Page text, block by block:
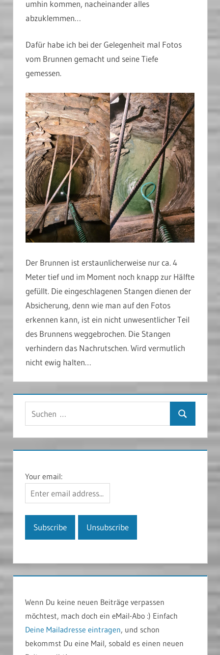
umhin kommen, nacheinander alles
abzuklemmen…
Dafür habe ich bei der Gelegenheit mal Fotos
vom Brunnen gemacht und seine Tiefe
gemessen.
Der Brunnen ist erstaunlicherweise nur ca. 4
Meter tief und im Moment noch knapp zur Hälfte
gefüllt. Die eingeschlagenen Stangen dienen der
Absicherung, denn wie man auf den Fotos
erkennen kann, ist ein nicht unwesentlicher Teil
des Brunnens weggebrochen. Die Stangen
verhindern das Nachrutschen. Wird vermutlich
nicht ewig halten…
Suchen
Your email:
Wenn Du keine neuen Beiträge verpassen
möchtest, mach doch ein eMail-Abo :) Einfach
Deine Mailadresse eintragen, und schon
bekommst Du eine Mail, sobald es einen neuen